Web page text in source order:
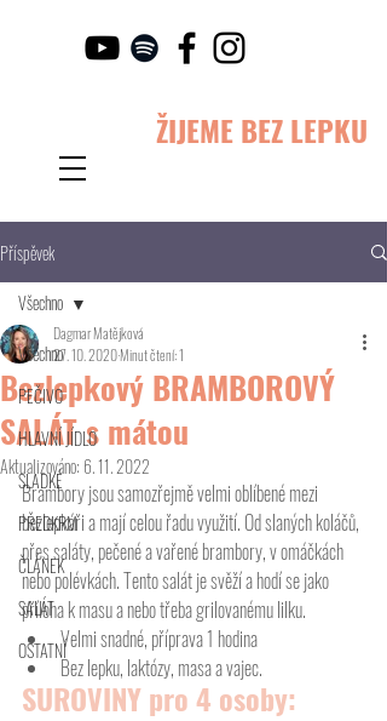
ŽIJEME BEZ LEPKU
Příspěvek
Všechno
PEČIVO
HLAVNÍ JÍDLO
SLADKÉ
PŘEDKRM
ČLÁNEK
SALÁT
OSTATNÍ
Všechno
Bezlepkový BRAMBOROVÝ
SALÁT s mátou
Dagmar Matějková
27. 10. 2020Minut čtení: 1
Aktualizováno: 6. 11. 2022
Brambory jsou samozřejmě velmi oblíbené mezi
bezlepkáři a mají celou řadu využití. Od slaných koláčů,
přes saláty, pečené a vařené brambory, v omáčkách
nebo polévkách. Tento salát je svěží a hodí se jako
příloha k masu a nebo třeba grilovanému lilku.
Velmi snadné, příprava 1 hodina
Bez lepku, laktózy, masa a vajec.
SUROVINY pro 4 osoby: